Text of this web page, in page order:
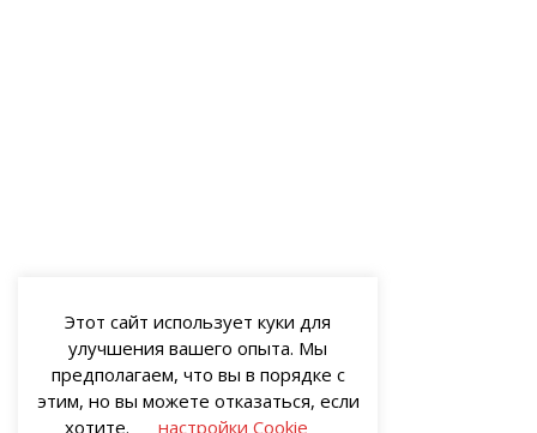
Этот сайт использует куки для
улучшения вашего опыта. Мы
предполагаем, что вы в порядке с
этим, но вы можете отказаться, если
хотите.
настройки Cookie